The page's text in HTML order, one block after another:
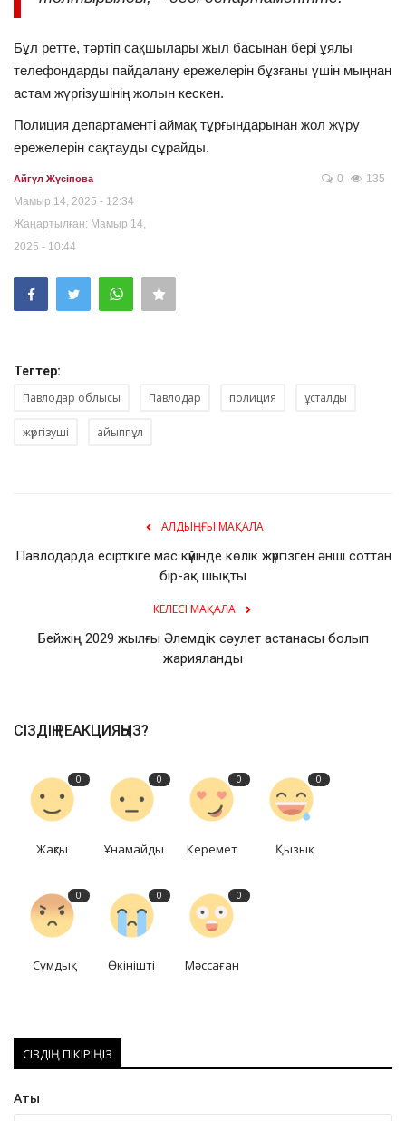
Бұл ретте, тәртіп сақшылары жыл басынан бері ұялы
телефондарды пайдалану ережелерін бұзғаны үшін мыңнан
астам жүргізушінің жолын кескен.
Полиция департаменті аймақ тұрғындарынан жол жүру
ережелерін сақтауды сұрайды.
Айгүл Жүсіпова
Мамыр 14, 2025 - 12:34
Жаңартылған: Мамыр 14,
2025 - 10:44
0 135
Тегтер:
Павлодар облысы Павлодар полиция ұсталды
жүргізуші айыппұл
АЛДЫҢҒЫ МАҚАЛА
Павлодарда есірткіге мас күйінде көлік жүргізген әнші соттан
бір-ақ шықты
КЕЛЕСІ МАҚАЛА
Бейжің 2029 жылғы Әлемдік сәулет астанасы болып
жарияланды
СІЗДІҢ РЕАКЦИЯҢЫЗ?
0
Жақсы
0
Ұнамайды
0
Керемет
0
Қызық
0
Сұмдық
0
Өкінішті
0
Мәссаған
СІЗДІҢ ПІКІРІҢІЗ
Аты